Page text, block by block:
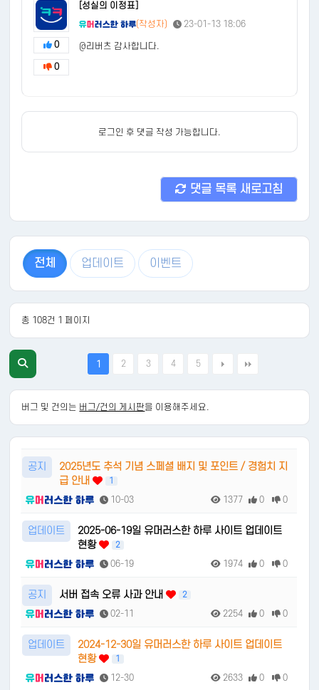
0
0
[성실의 이정표]
(작성자)
23-01-13 18:06
@리버츠 감사합니다.
로그인 후 댓글 작성 가능합니다.
댓글 목록 새로고침
전체 업데이트 이벤트
총 108건 1 페이지
1 2 3 4 5
버그 및 건의는 버그/건의 게시판을 이용해주세요.
공지
2025년도 추석 기념 스페셜 배지 및 포인트 / 경험치 지
급 안내
1
10-03 1377 0 0
업데이트
2025-06-19일 유머러스한 하루 사이트 업데이트
현황
2
06-19 1974 0 0
공지 서버 접속 오류 사과 안내 2
02-11 2254 0 0
업데이트
2024-12-30일 유머러스한 하루 사이트 업데이트
현황
1
12-30 2633 0 0